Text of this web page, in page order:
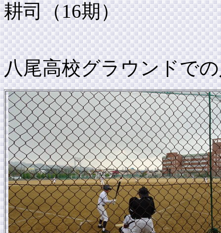
耕司（16期）
八尾高校グラウンドで